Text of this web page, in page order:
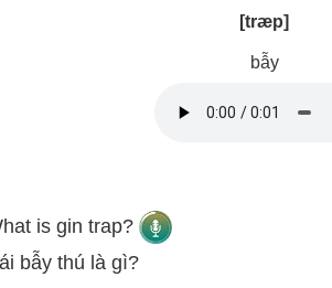
[træp]
bẫy
is gin trap?
bẫy thú là gì?